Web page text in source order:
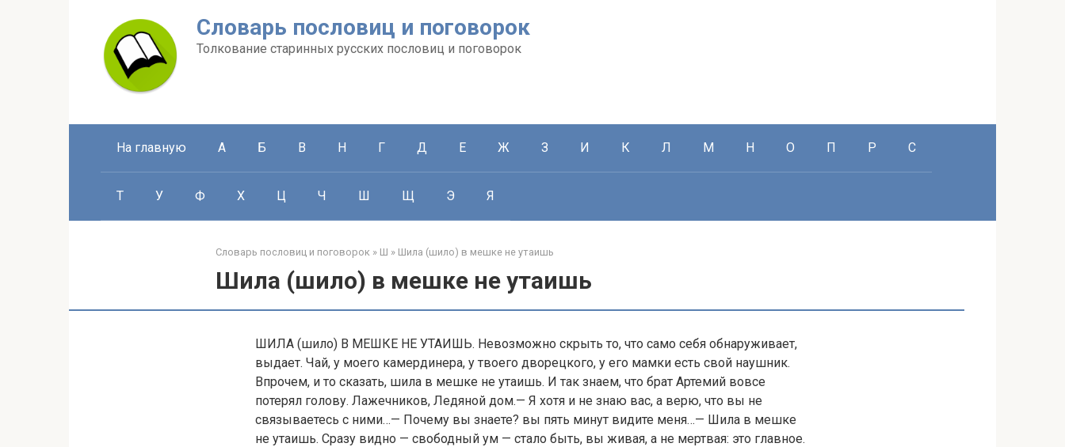
Словарь пословиц и поговорок
Толкование старинных русских пословиц и поговорок
На главную А Б В Н Г Д Е Ж З И К Л М Н О П Р С
Т У Ф Х Ц Ч Ш Щ Э Я
Словарь пословиц и поговорок » Ш » Шила (шило) в мешке не утаишь
Шила (шило) в мешке не утаишь
ШИЛА (шило) В МЕШКЕ НЕ УТАИШЬ. Невозможно скрыть то, что само себя обнаруживает,
выдает. Чай, у моего камердинера, у твоего дворецкого, у его мамки есть свой наушник.
Впрочем, и то сказать, шила в мешке не утаишь. И так знаем, что брат Артемий вовсе
потерял голову. Лажечников, Ледяной дом.— Я хотя и не знаю вас, а верю, что вы не
связываетесь с ними…— Почему вы знаете? вы пять минут видите меня…— Шила в мешке
не утаишь. Сразу видно — свободный ум — стало быть, вы живая, а не мертвая: это главное.